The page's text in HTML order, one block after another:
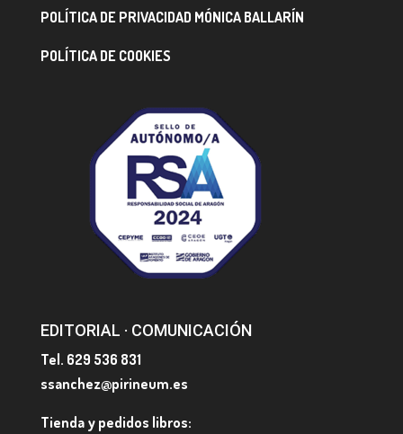
POLÍTICA DE PRIVACIDAD MÓNICA BALLARÍN
POLÍTICA DE COOKIES
EDITORIAL · COMUNICACIÓN
Tel. 629 536 831
ssanchez@pirineum.es
Tienda y pedidos libros: